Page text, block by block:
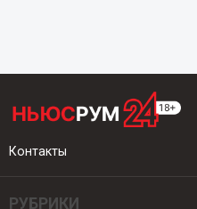
Контакты
РУБРИКИ